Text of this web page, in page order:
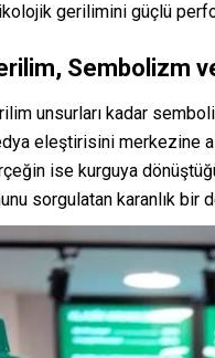
gerilimini güçlü
Sembolizm
unsurları kadar
eleştirisini merkezine
ise kurguya
sorgulatan karanlık bir